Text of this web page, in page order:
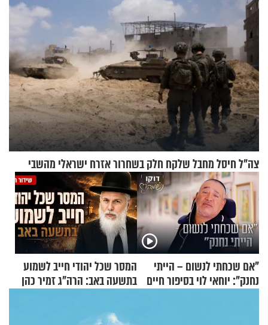
צה"ל חיסל מחבל שלקח חלק בשחרור אזרח ישראלי מהשבי
"אם שכחתי לנשום – הייתי
נחנק": יוחאי לוי בסיפור חיים
המסר שכל יהודי חייב לשמוע
בתשעה באב: הרה"ג זמיר כהן